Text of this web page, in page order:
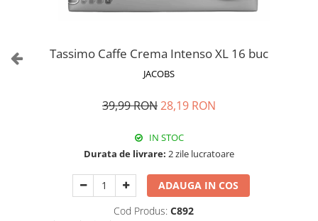
Tassimo Caffe Crema Intenso XL 16 buc
JACOBS
39,99 RON28,19 RON
IN STOC
Durata de livrare: 2 zile lucratoare
ADAUGA IN COS
Cod Produs: C892